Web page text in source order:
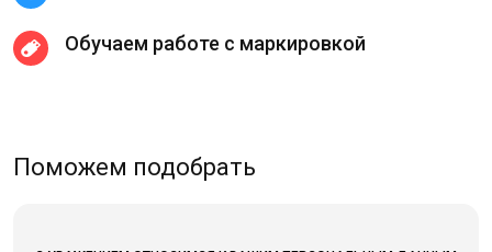
Обучаем работе с маркировкой
Поможем подобрать